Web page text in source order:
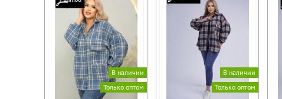
В наличии
Только оптом
В наличии
Только оптом